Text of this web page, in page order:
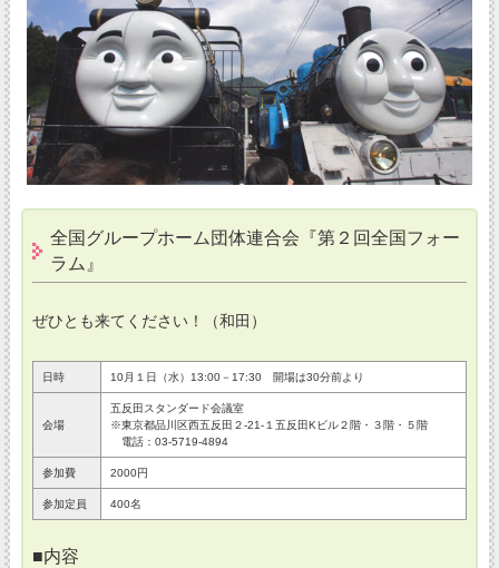
全国グループホーム団体連合会『第２回全国フォー
ラム』
ぜひとも来てください！（和田）
日時 10月１日（水）13:00－17:30 開場は30分前より
会場
五反田スタンダード会議室
※東京都品川区西五反田２-21-１五反田Kビル２階・３階・５階
電話：03-5719-4894
参加費 2000円
参加定員 400名
■内容